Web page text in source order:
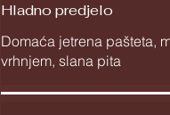
Hladno predjelo
Domaća jetrena pašteta,
vrhnjem, slana pita